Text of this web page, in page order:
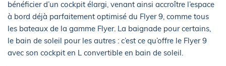
bénéficier d’un cockpit élargi, venant ainsi accroître l’espace
à bord déjà parfaitement optimisé du Flyer 9, comme tous
les bateaux de la gamme Flyer. La baignade pour certains,
le bain de soleil pour les autres : c’est ce qu’offre le Flyer 9
avec son cockpit en L convertible en bain de soleil.